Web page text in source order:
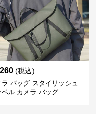
(税込)
ラ バッグ スタイリッシュ
ベル カメラ バッグ